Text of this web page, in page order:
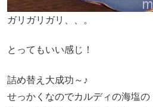
ガリガリガリ、、。
とってもいい感じ！
詰め替え大成功～♪
せっかくなのでカルディの海塩